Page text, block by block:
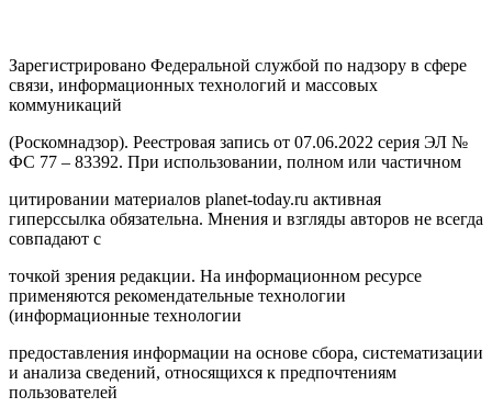
Зарегистрировано Федеральной службой по надзору в сфере
связи, информационных технологий и массовых
коммуникаций
(Роскомнадзор). Реестровая запись от 07.06.2022 серия ЭЛ №
ФС 77 – 83392. При использовании, полном или частичном
цитировании материалов planet-today.ru активная
гиперссылка обязательна. Мнения и взгляды авторов не всегда
совпадают с
точкой зрения редакции. На информационном ресурсе
применяются рекомендательные технологии
(информационные технологии
предоставления информации на основе сбора, систематизации
и анализа сведений, относящихся к предпочтениям
пользователей